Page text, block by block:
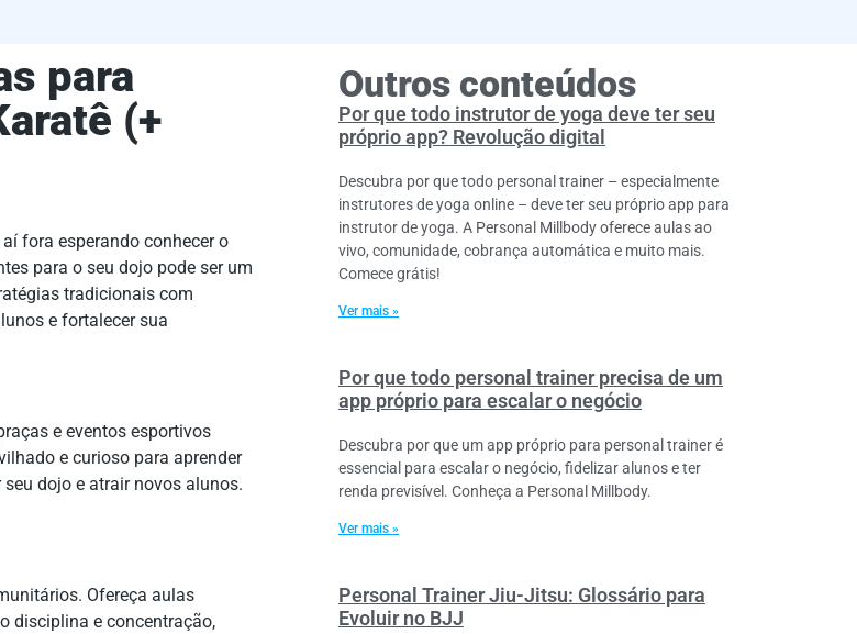
para
(+
fora esperando conhecer o
para o seu dojo pode ser um
tradicionais com
e fortalecer sua
e eventos esportivos
e curioso para aprender
dojo e atrair novos alunos.
Ofereça aulas
disciplina e concentração,
Outros conteúdos
Por que todo instrutor de yoga deve ter seu
próprio app? Revolução digital
Descubra por que todo personal trainer – especialmente
instrutores de yoga online – deve ter seu próprio app para
instrutor de yoga. A Personal Millbody oferece aulas ao
vivo, comunidade, cobrança automática e muito mais.
Comece grátis!
Ver mais »
Por que todo personal trainer precisa de um
app próprio para escalar o negócio
Descubra por que um app próprio para personal trainer é
essencial para escalar o negócio, fidelizar alunos e ter
renda previsível. Conheça a Personal Millbody.
Ver mais »
Personal Trainer Jiu-Jitsu: Glossário para
Evoluir no BJJ